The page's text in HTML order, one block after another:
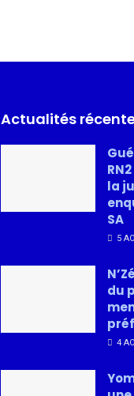
Actualités
la
SA
5
du
4